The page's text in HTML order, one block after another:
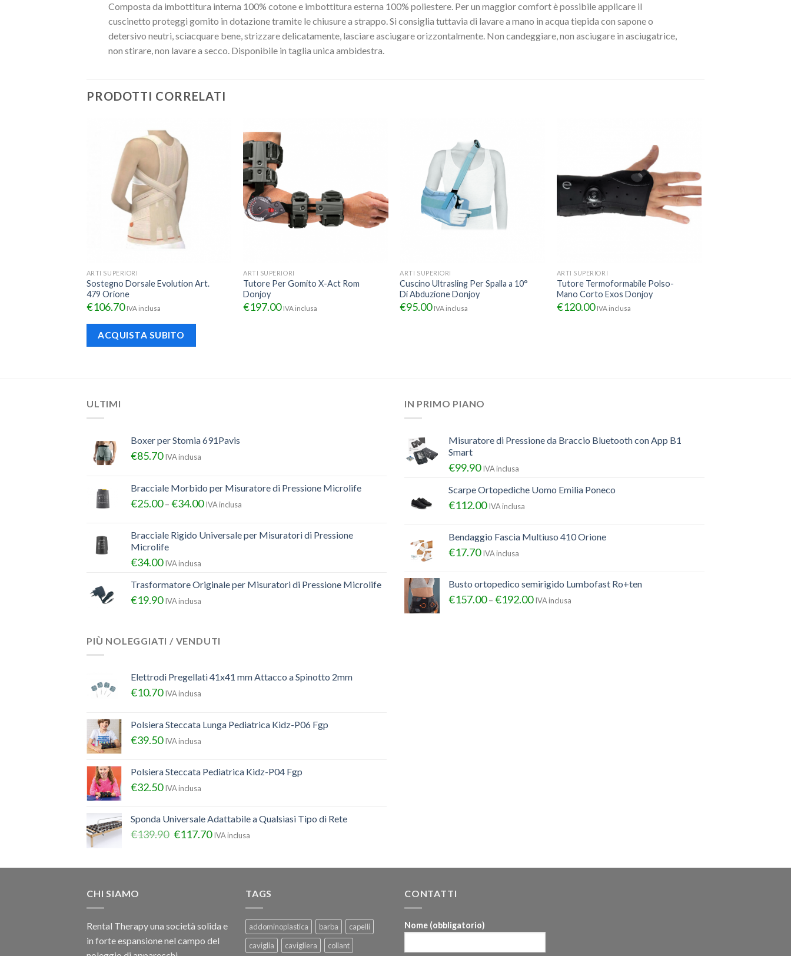
Composta da imbottitura interna 100% cotone e imbottitura esterna 100% poliestere. Per un maggior comfort è possibile applicare il
cuscinetto proteggi gomito in dotazione tramite le chiusure a strappo.Si consiglia tuttavia di lavare a mano in acqua tiepida con sapone o
detersivo neutri, sciacquare bene, strizzare delicatamente, lasciare asciugare orizzontalmente. Non candeggiare, non asciugare in asciugatrice,
non stirare, non lavare a secco. Disponibile in taglia unica ambidestra.
PRODOTTI CORRELATI
ARTI SUPERIORI
Sostegno Dorsale Evolution Art.
479 Orione
€106.70 IVA inclusa
ACQUISTA SUBITO
ARTI SUPERIORI
Tutore Per Gomito X-Act Rom
Donjoy
€197.00 IVA inclusa
ARTI SUPERIORI
Cuscino Ultrasling Per Spalla a 10°
Di Abduzione Donjoy
€95.00 IVA inclusa
ARTI SUPERIORI
Tutore Termoformabile Polso-
Mano Corto Exos Donjoy
€120.00 IVA inclusa
ULTIMI
Boxer per Stomia 691Pavis
€85.70 IVA inclusa
Bracciale Morbido per Misuratore di Pressione Microlife
€25.00– €34.00 IVA inclusa
Bracciale Rigido Universale per Misuratori di Pressione
Microlife
€34.00 IVA inclusa
Trasformatore Originale per Misuratori di Pressione Microlife
€19.90 IVA inclusa
IN PRIMO PIANO
Misuratore di Pressione da Braccio Bluetooth con App B1
Smart
€99.90 IVA inclusa
Scarpe Ortopediche Uomo Emilia Poneco
€112.00 IVA inclusa
Bendaggio Fascia Multiuso 410 Orione
€17.70 IVA inclusa
Busto ortopedico semirigido Lumbofast Ro+ten
€157.00– €192.00 IVA inclusa
PIÙ NOLEGGIATI / VENDUTI
Elettrodi Pregellati 41x41 mm Attacco a Spinotto 2mm
€10.70 IVA inclusa
Polsiera Steccata Lunga Pediatrica Kidz-P06 Fgp
€39.50 IVA inclusa
Polsiera Steccata Pediatrica Kidz-P04 Fgp
€32.50 IVA inclusa
Sponda Universale Adattabile a Qualsiasi Tipo di Rete
€139.90 €117.70 IVA inclusa
CHI SIAMO
Rental Therapy una società solida e
in forte espansione nel campo del
TAGS
addominoplastica barba
capelli
caviglia
cavigliera collant
CONTATTI
Nome (obbligatorio)